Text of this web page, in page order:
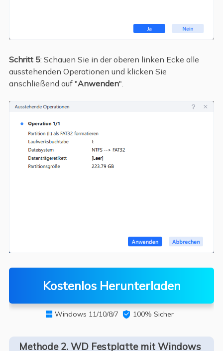
Schritt 5: Schauen Sie in der oberen linken Ecke alle
ausstehenden Operationen und klicken Sie
anschließend auf "Anwenden".
Kostenlos Herunterladen
 Windows 11/10/8/7  100% Sicher
Methode 2. WD Festplatte mit Windows